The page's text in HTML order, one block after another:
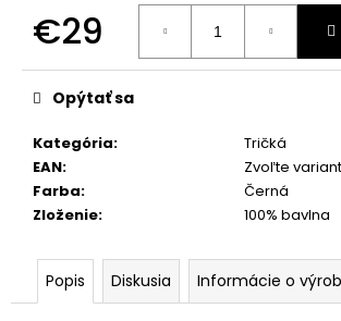
€29
cena:
Kategória:
Tričká
EAN:
Zvoľte variant
Farba:
Černá
Zloženie: 100% bavlna
Opýtať sa
Popis Diskusia Informácie o